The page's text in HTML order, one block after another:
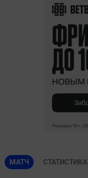
МАТЧ СТАТИСТИКА